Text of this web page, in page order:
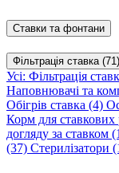
Ставки та фонтани
Фільтрація ставка (71)
Усі: Фільтрація
Наповнювачі та
Обігрів ставка (4)
Корм для ставкових
догляду за ставком
(37) Стерилізатори